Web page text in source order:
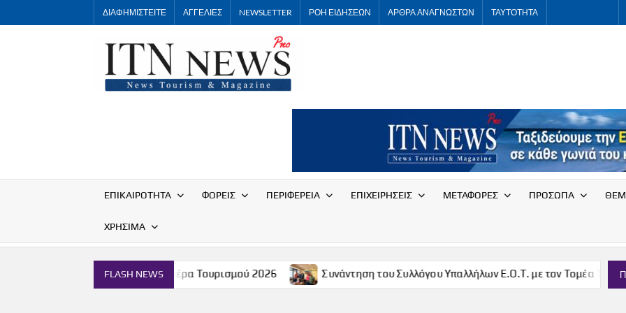
to
ΔΙΑΦΗΜΙΣΤΕΙΤΕ ΑΓΓΕΛΙΕΣ NEWSLETTER ΡΟΗ ΕΙΔΗΣΕΩΝ ΑΡΘΡΑ ΑΝΑΓΝΩΣΤΩΝ ΤΑΥΤΟΤΗΤΑ
News
ΕΠΙΚΑΙΡΟΤΗΤΑ ΦΟΡΕΙΣ ΠΕΡΙΦΕΡΕΙΑ ΕΠΙΧΕΙΡΗΣΕΙΣ ΜΕΤΑΦΟΡΕΣ ΠΡΟΣΩΠΑ
ΧΡΗΣΙΜΑ
FLASH NEWS
Παγκόσμια Ημέρα Τουρισμού 2026 Συνάντηση του Συλλόγου Υπαλλήλων Ε.Ο.Τ. με τον Τομέα Τουρισμού του